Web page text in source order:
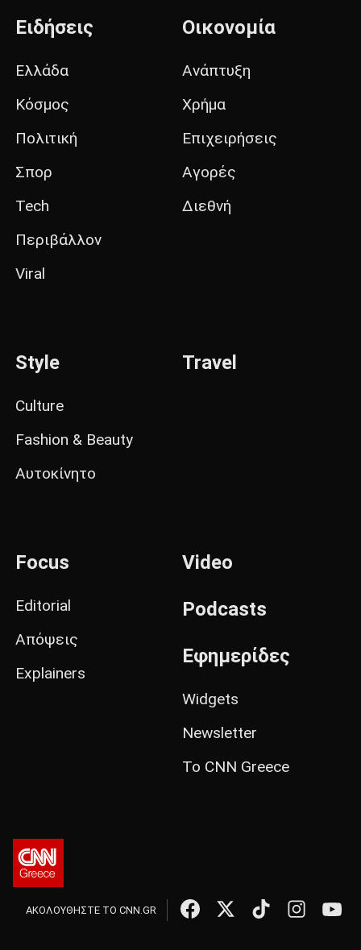
Ειδήσεις
Ελλάδα
Κόσμος
Πολιτική
Σπορ
Tech
Περιβάλλον
Viral
Οικονομία
Ανάπτυξη
Χρήμα
Επιχειρήσεις
Αγορές
Διεθνή
Style
Culture
Fashion & Beauty
Αυτοκίνητο
Travel
Focus
Editorial
Απόψεις
Explainers
Video
Podcasts
Εφημερίδες
Widgets
Newsletter
Το CNN Greece
ΑΚΟΛΟΥΘΗΣΤΕ ΤΟ CNN.GR